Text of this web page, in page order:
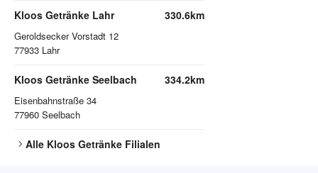
Kloos Getränke Lahr
Geroldsecker Vorstadt 12
77933 Lahr
330.6km
Kloos Getränke Seelbach
Eisenbahnstraße 34
77960 Seelbach
334.2km
Alle Kloos Getränke Filialen